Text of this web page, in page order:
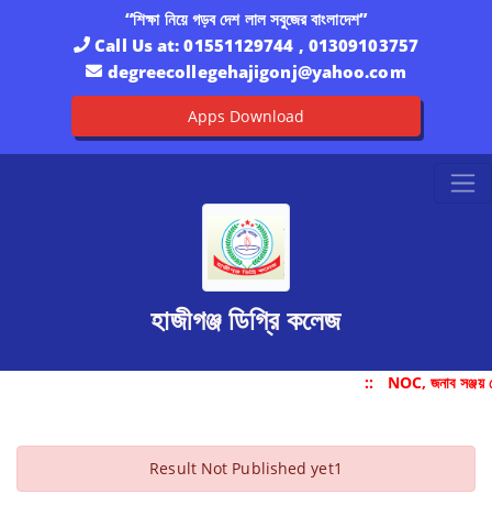
“শিক্ষা নিয়ে গড়ব দেশ লাল সবুজের বাংলাদেশ”
Call Us at:01551129744 , 01309103757
degreecollegehajigonj@yahoo.com
Apps Download
হাজীগঞ্জ ডিগ্রি কলেজ
:: NOC, জনাব সঞ্জয়
Result Not Published yet1